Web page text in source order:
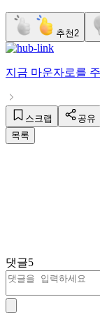
추천 2
지금 마운자로를
스크랩 공유
목록
댓글5